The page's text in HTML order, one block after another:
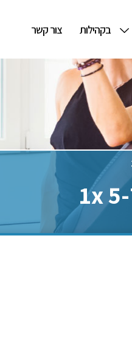
בקהילות צור קשר